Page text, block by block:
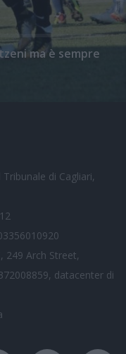
ma è sempre
di Cagliari,
249 Arch Street,
datacenter di